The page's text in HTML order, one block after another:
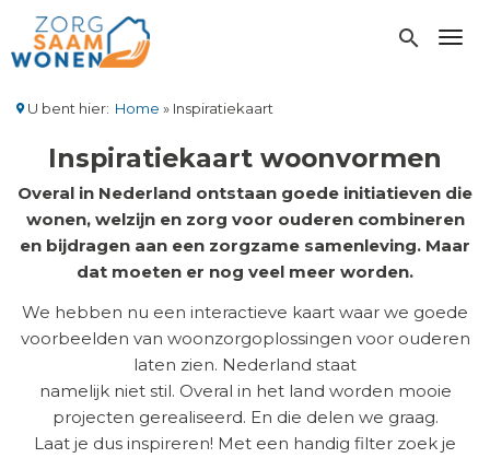
naar
de
gaan
search
U bent hier: Home Inspiratiekaart
Inspiratiekaart woonvormen
Overal in Nederland ontstaan goede initiatieven die
wonen, welzijn en zorg voor ouderen combineren
en bijdragen aan een zorgzame samenleving. Maar
dat moeten er nog veel meer worden.
We hebben nu een interactieve kaart waar we goede
voorbeelden van woonzorgoplossingen voor ouderen
laten zien. Nederland staat
namelijk niet stil. Overal in het land worden mooie
projecten gerealiseerd. En die delen we graag.
Laat je dus inspireren! Met een handig filter zoek je